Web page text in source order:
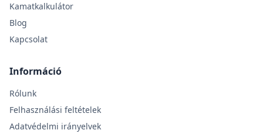
Kamatkalkulátor
Blog
Kapcsolat
Információ
Rólunk
Felhasználási feltételek
Adatvédelmi irányelvek